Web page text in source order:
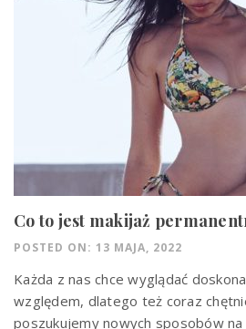
Co to jest makijaż
POSTED ON: 13 MAJA, 2022
Każda z nas chce wyglądać
względem, dlatego też coraz
poszukujemy nowych sposobów